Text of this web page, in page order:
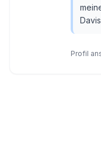
Profil